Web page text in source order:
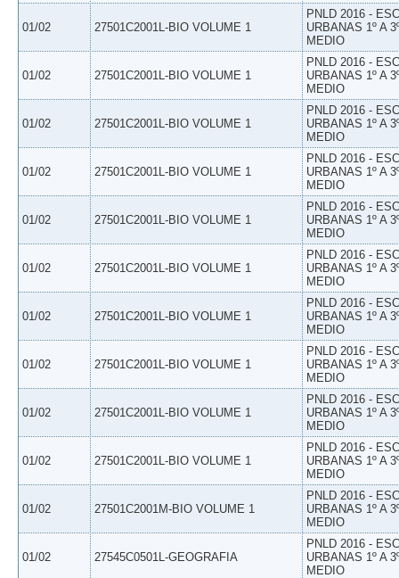
01/02 27501C2001L-BIO VOLUME 1
PNLD 2016 -
URBANAS 1º A
MEDIO
01/02 27501C2001L-BIO VOLUME 1
PNLD 2016 -
URBANAS 1º A
MEDIO
01/02 27501C2001L-BIO VOLUME 1
PNLD 2016 -
URBANAS 1º A
MEDIO
01/02 27501C2001L-BIO VOLUME 1
PNLD 2016 -
URBANAS 1º A
MEDIO
01/02 27501C2001L-BIO VOLUME 1
PNLD 2016 -
URBANAS 1º A
MEDIO
01/02 27501C2001L-BIO VOLUME 1
PNLD 2016 -
URBANAS 1º A
MEDIO
01/02 27501C2001L-BIO VOLUME 1
PNLD 2016 -
URBANAS 1º A
MEDIO
01/02 27501C2001L-BIO VOLUME 1
PNLD 2016 -
URBANAS 1º A
MEDIO
01/02 27501C2001L-BIO VOLUME 1
PNLD 2016 -
URBANAS 1º A
MEDIO
01/02 27501C2001L-BIO VOLUME 1
PNLD 2016 -
URBANAS 1º A
MEDIO
01/02 27501C2001M-BIO VOLUME 1
PNLD 2016 -
URBANAS 1º A
MEDIO
01/02 27545C0501L-GEOGRAFIA
PNLD 2016 -
URBANAS 1º A
MEDIO